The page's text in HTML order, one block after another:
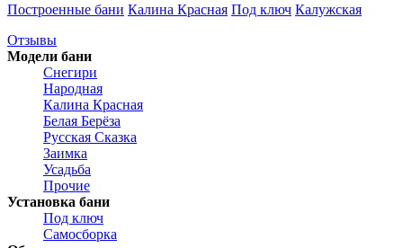
Построенные бани Калина Красная Под ключ Калужская
Отзывы
Модели бани
Снегири
Народная
Калина Красная
Белая Берёза
Русская Сказка
Заимка
Усадьба
Прочие
Установка бани
Под ключ
Самосборка